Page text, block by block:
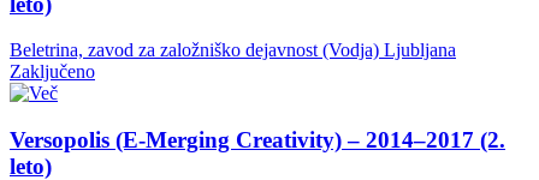
Beletrina, zavod za založniško dejavnost (Vodja) Ljubljana
Zaključeno
Versopolis (E-Merging Creativity) – 2014–2017 (2.
leto)